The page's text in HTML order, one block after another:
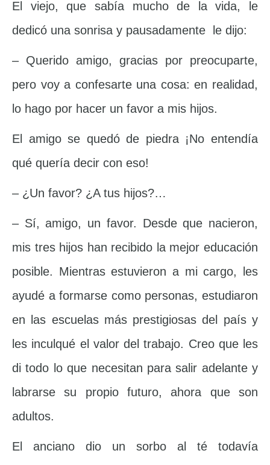
El viejo, que sabía mucho de la vida, le
dedicó una sonrisa y pausadamente le dijo:
– Querido amigo, gracias por preocuparte,
pero voy a confesarte una cosa: en realidad,
lo hago por hacer un favor a mis hijos.
El amigo se quedó de piedra ¡No entendía
qué quería decir con eso!
– ¿Un favor? ¿A tus hijos?…
– Sí, amigo, un favor. Desde que nacieron,
mis tres hijos han recibido la mejor educación
posible. Mientras estuvieron a mi cargo, les
ayudé a formarse como personas, estudiaron
en las escuelas más prestigiosas del país y
les inculqué el valor del trabajo. Creo que les
di todo lo que necesitan para salir adelante y
labrarse su propio futuro, ahora que son
adultos.
El anciano dio un sorbo al té todavía